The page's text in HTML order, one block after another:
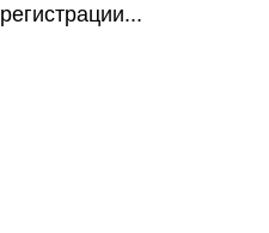
регистрации...